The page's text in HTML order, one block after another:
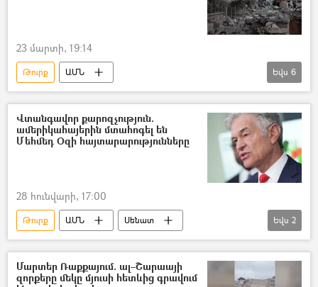
23 մարտի, 19:14
Թուրք
ԱՄՆ
Իրանի Իսլամական Հանրապետություն
Դոնալդ Թրամփ
բանակցություններ
Թուրքիա
Եգիպտոս Պակիստան
Եվս 6
Վտանգավոր քարոզչություն.
ամերիկահայերին մտահոգել են
Մեհմեդ Օզի հայտարարությունները
28 հունվարի, 17:00
Թուրք ԱՄՆ
Սենատ
Հայ դատի գրասենյակ
Արամ Համբարյան
Եվս 2
Մարտեր Ռաքքայում. ալ–Շարաայի
զորքերը մեկը մյուսի հետևից գրավում